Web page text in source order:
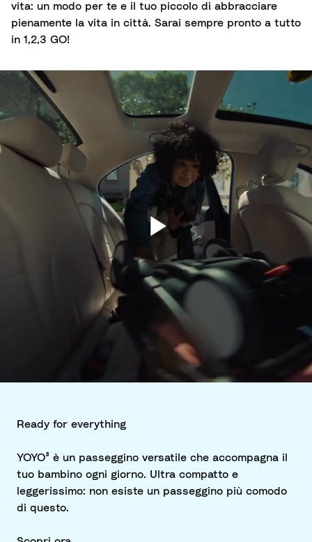
vita: un modo per te e il tuo piccolo di abbracciare
pienamente la vita in città. Sarai sempre pronto a tutto
in 1,2,3 GO!
Ready for everything
YOYO³ è un passeggino versatile che accompagna il
tuo bambino ogni giorno. Ultra compatto e
leggerissimo: non esiste un passeggino più comodo
di questo.